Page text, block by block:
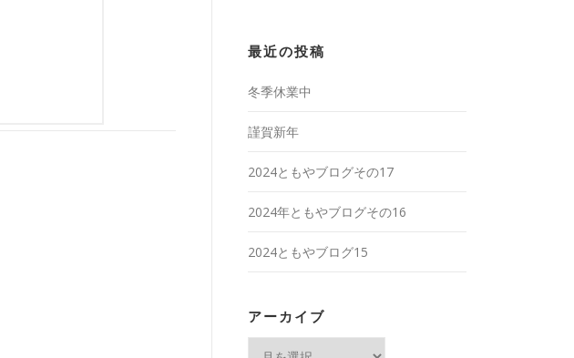
最近の投稿
冬季休業中
謹賀新年
2024ともやブログその17
2024年ともやブログその16
2024ともやブログ15
アーカイブ